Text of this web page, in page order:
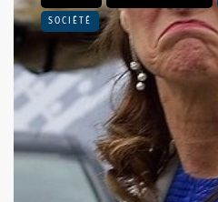
SOCIÉTÉ